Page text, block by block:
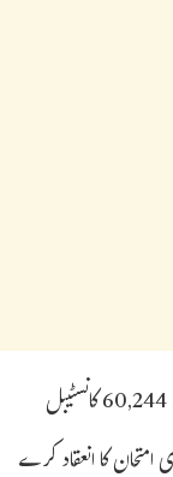
یوپی پولیس ریکروٹمنٹ اینڈ پروموشن بورڈ مقررہ تاریخوں پر 60,244 کانسٹیبل
کا انعقاد کرے